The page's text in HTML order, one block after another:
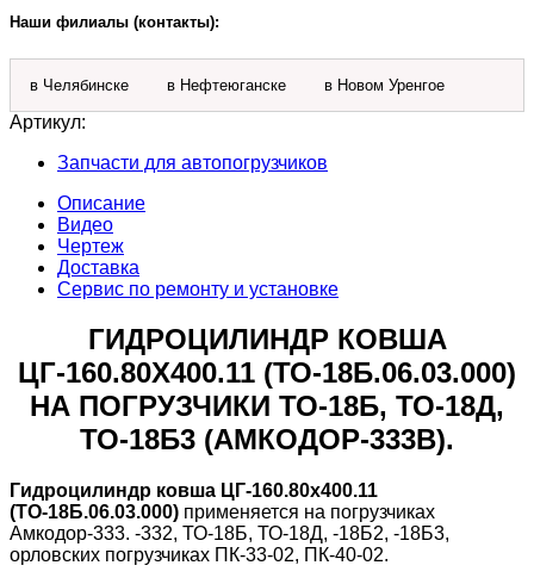
Наши филиалы (контакты):
в Челябинске в Нефтеюганске в Новом Уренгое
Артикул:
Запчасти для автопогрузчиков
Описание
Видео
Чертеж
Доставка
Сервис по ремонту и установке
ГИДРОЦИЛИНДР КОВША
ЦГ-160.80Х400.11 (ТО-18Б.06.03.000)
НА ПОГРУЗЧИКИ ТО-18Б, ТО-18Д,
ТО-18Б3 (АМКОДОР-333В).
Гидроцилиндр ковша ЦГ-160.80х400.11
(ТО-18Б.06.03.000) применяется на погрузчиках
Амкодор-333. -332, ТО-18Б, ТО-18Д, -18Б2, -18Б3,
орловских погрузчиках ПК-33-02, ПК-40-02.